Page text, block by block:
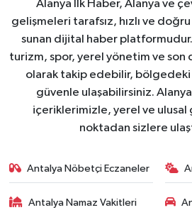
Alanya İlk Haber, Alanya ve
gelişmeleri tarafsız, hızlı ve
sunan dijital haber
turizm, spor, yerel yönetim ve son
olarak takip edebilir,
güvenle ulaşabilirsiniz.
içeriklerimizle, yerel ve
noktadan sizlere
Antalya Nöbetçi Eczaneler
Antalya Namaz Vakitleri